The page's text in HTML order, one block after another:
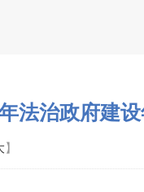
法治政府建
】